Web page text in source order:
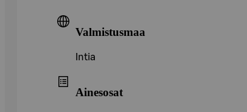
Valmistusmaa
Intia
Ainesosat